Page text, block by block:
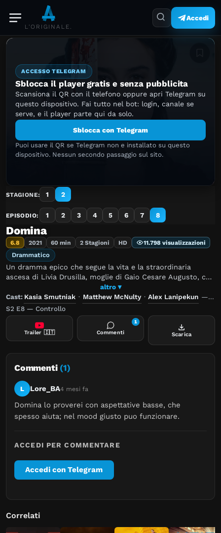
L'ORIGINALE.
Accedi
ACCESSO TELEGRAM
Sblocca il player gratis e senza pubblicita
Scansiona il QR con il telefono oppure apri Telegram su
questo dispositivo. Fai tutto nel bot: login, canale se
serve, e il player parte qui da solo.
Sblocca con Telegram
Puoi usare il QR se Telegram non e installato su questo
dispositivo. Nessun secondo passaggio sul sito.
STAGIONE: 1 2
EPISODIO: 1 2 3 4 5 6 7 8
Domina
6.8 2021 60 min 2 Stagioni HD 11.798 visualizzazioni
Drammatico
Un dramma epico che segue la vita e la straordinaria
ascesa di Livia Drusilla, moglie di Gaio Cesare Augusto, che
dopo numerose avversità riesce a diventare la donna più
potente del mondo.
altro ▾
Cast: Kasia Smutniak · Matthew McNulty· Alex Lanipekun —
S2 E8 — Controllo
Trailer 🇮🇹 Commenti
1
Scarica
Commenti (1)
L Lore_BA4 mesi fa
Domina lo proverei con aspettative basse, che
spesso aiuta; nel mood giusto puo funzionare.
ACCEDI PER COMMENTARE
Accedi con Telegram
Correlati